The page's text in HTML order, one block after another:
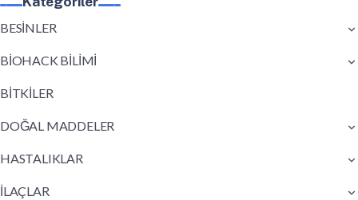
BESİNLER
BİOHACK BİLİMİ
BİTKİLER
DOĞAL MADDELER
HASTALIKLAR
İLAÇLAR